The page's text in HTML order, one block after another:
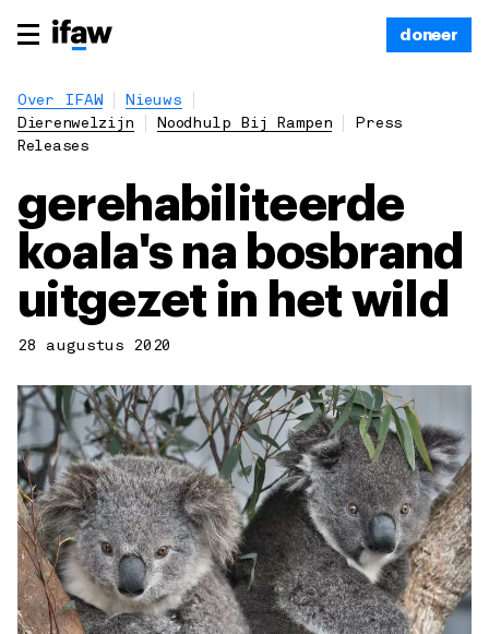
doneer
Over IFAW
Nieuws
Dierenwelzijn
Noodhulp Bij Rampen
Press
Releases
gerehabiliteerde
koala's na bosbrand
uitgezet in het wild
28 augustus 2020